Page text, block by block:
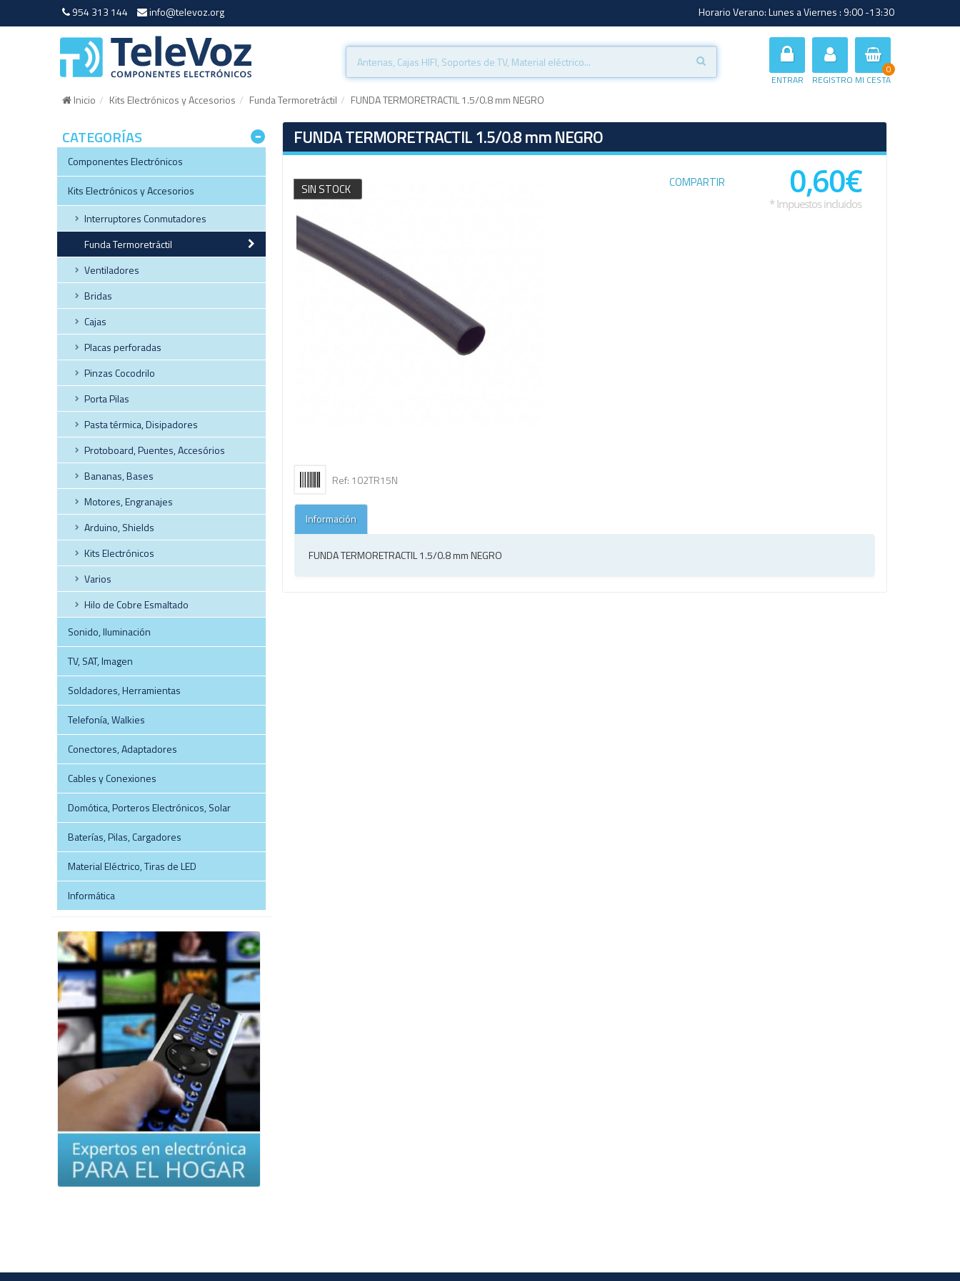
954 313 144 info@televoz.org Horario Verano: Lunes a Viernes : 9:00 -13:30
ENTRAR REGISTRO MI CESTA
0
Inicio Kits Electrónicos y Accesorios Funda Termoretráctil FUNDA TERMORETRACTIL 1.5/0.8 mm NEGRO
CATEGORÍAS
Componentes Electrónicos
Kits Electrónicos y Accesorios
Interruptores Conmutadores
Funda Termoretráctil
Ventiladores
Bridas
Cajas
Placas perforadas
Pinzas Cocodrilo
Porta Pilas
Pasta térmica, Disipadores
Protoboard, Puentes, Accesórios
Bananas, Bases
Motores, Engranajes
Arduino, Shields
Kits Electrónicos
Varios
Hilo de Cobre Esmaltado
Sonido, Iluminación
TV, SAT, Imagen
Soldadores, Herramientas
Telefonía, Walkies
Conectores, Adaptadores
Cables y Conexiones
Domótica, Porteros Electrónicos, Solar
Baterías, Pilas, Cargadores
Material Eléctrico, Tiras de LED
Informática
FUNDA TERMORETRACTIL 1.5/0.8 mm NEGRO
SIN STOCK
Ref: 102TR15N
COMPARTIR 0,60€
* Impuestos incluidos
Información
FUNDA TERMORETRACTIL 1.5/0.8 mm NEGRO